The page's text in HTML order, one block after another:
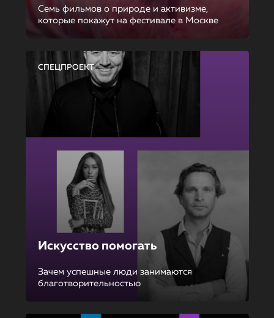
Семь фильмов о природе и активизме,
которые покажут на фестивале в Москве
СПЕЦПРОЕКТ
Искусство помогать
Зачем успешные люди занимаются
благотворительностью